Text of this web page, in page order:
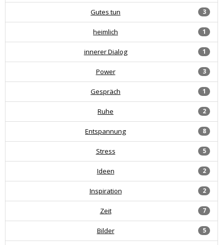
3
Gutes tun
1
heimlich
1
innerer Dialog
3
Power
1
Gespräch
2
Ruhe
8
Entspannung
5
Stress
2
Ideen
2
Inspiration
7
Zeit
5
Bilder